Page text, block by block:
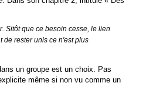
Sitôt que ce besoin cesse, le lien
de rester unis ce n'est plus
un groupe est un choix. Pas
même si non vu comme un